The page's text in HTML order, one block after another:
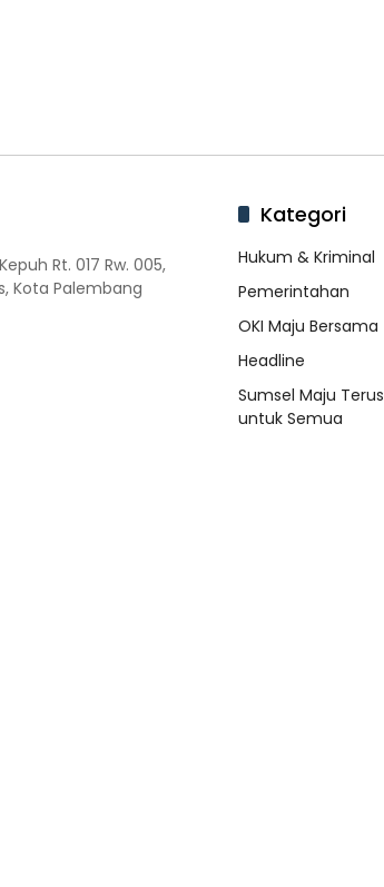
Rt. 017 Rw. 005,
Kota Palembang
Kategori
Hukum & Kriminal
Pemerintahan
OKI Maju Bersama
Headline
Sumsel Maju Terus
untuk Semua